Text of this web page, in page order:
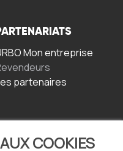
COOKIES
Mon entreprise
partenaires